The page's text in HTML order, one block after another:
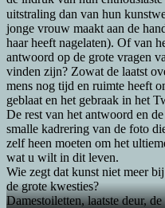
uitstraling dan van hun
jonge vrouw maakt aan de
haar heeft nagelaten). Of van
antwoord op de grote vragen
vinden zijn? Zowat de laatst
mens nog tijd en ruimte heeft
geblaat en het gebraak in het
De rest van het antwoord en
smalle kadrering van de foto
zelf heen moeten om het
wat u wilt in dit leven.
Wie zegt dat kunst niet meer
de grote kwesties?
Damestoiletten, laatste deur,